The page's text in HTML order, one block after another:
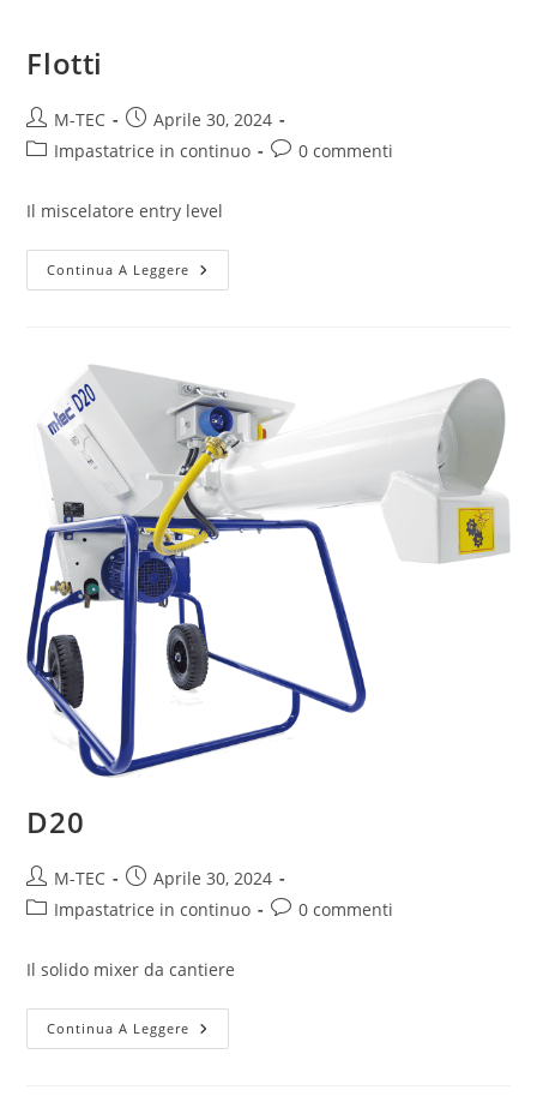
Flotti
M-TEC
Aprile 30, 2024
Impastatrice in continuo
0 commenti
Il miscelatore entry level
Continua A Leggere
D20
M-TEC
Aprile 30, 2024
Impastatrice in continuo
0 commenti
Il solido mixer da cantiere
Continua A Leggere